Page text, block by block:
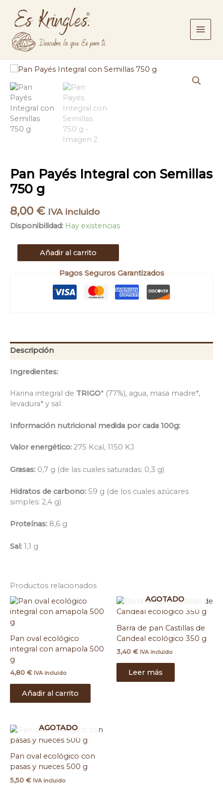
contenido
Pan Payés Integral con Semillas
750 g
8,00 € IVA incluido
Disponibilidad: Hay existencias
Pan
Integral
con
Semillas
750
g
Añadir al carrito
Pagos Seguros Garantizados
Descripción
Ingredientes:
Harina integral de TRIGO* (77%), agua, masa madre*,
levadura* y sal.
Información nutricional medida por cada 100g:
Valor energético: 275 Kcal, 1150 KJ
Grasas: 0,7 g (de las cuales saturadas: 0,3 g)
Hidratos de carbono: 59 g (de los cuales azúcares
simples: 2,4 g)
Proteínas: 8,6 g
Sal: 1,1 g
Productos relacionados
Pan oval ecológico
integral con amapola 500
g
4,80 € IVA incluido
Añadir al carrito
AGOTADO
Barra de pan Castillas de
Candeal ecológico 350 g
3,40 € IVA incluido
Leer más
AGOTADO
Pan oval ecológico con
pasas y nueces 500 g
5,50 € IVA incluido
Semillas
750
cantidad